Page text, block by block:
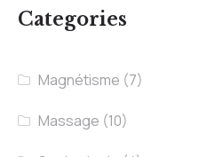
Categories
Magnétisme (7)
Massage (10)